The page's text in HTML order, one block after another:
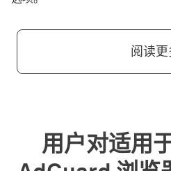
阅读更
用户对适用